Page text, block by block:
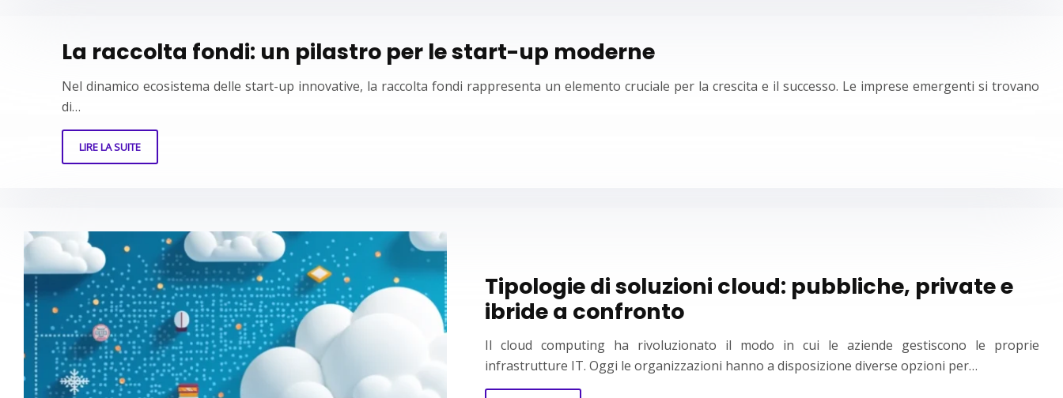
La raccolta fondi: un pilastro per le start-up moderne
Nel dinamico ecosistema delle start-up innovative, la raccolta fondi rappresenta un elemento cruciale per la crescita e il successo. Le imprese emergenti si trovano
di…
LIRE LA SUITE
Tipologie di soluzioni cloud: pubbliche, private e
ibride a confronto
Il cloud computing ha rivoluzionato il modo in cui le aziende gestiscono le proprie
infrastrutture IT. Oggi le organizzazioni hanno a disposizione diverse opzioni per…